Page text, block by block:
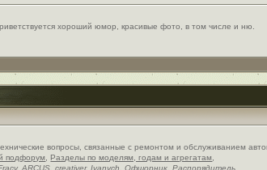
хороший юмор, красивые фото, в том числе и ню.
вопросы, связанные с ремонтом и обслуживанием
подфорум Разделы по моделям, годам и агрегатам
,ARCUS ,creativer,Ivanych ,Офшорник ,Распорядитель